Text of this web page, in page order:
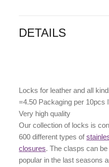
DETAILS
Locks for leather and all
=4.50 Packaging per 10pcs
Very high quality
Our collection of locks is
600 different types of
closures. The clasps can be
popular in the last seasons